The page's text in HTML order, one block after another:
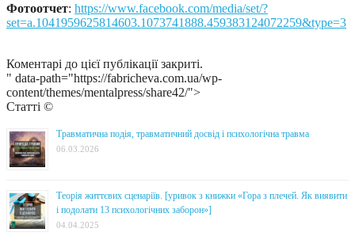
Фотоотчет: https://www.facebook.com/media/set/?
set=a.1041959625814603.1073741888.459383124072259&type=3
Коментарі до цієї публікації закриті.
" data-path="https://fabricheva.com.ua/wp-
content/themes/mentalpress/share42/">
Статті ©
Травматична подія, травматичний досвід і психологічна травма
06.03.2026
Теорія життєвих сценаріїв. [уривок з книжки «Гора з плечей. Як виявити
і подолати 13 психологічних заборон»]
04.04.2025